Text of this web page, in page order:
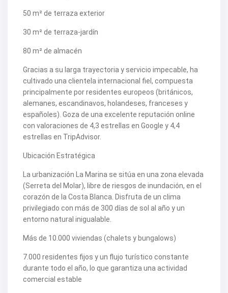
V2177
V2183
V2192
V2208
V2209
V2217
V2221
V2222
V2223
V2224
V2226
V2228
V2230
V2235
V2237
V2239
V2240
V2241
V2243
V2246
V2248
V2255
V2256
V2257
50 m² de terraza exterior
30 m² de terraza-jardín
80 m² de almacén
Gracias a su larga trayectoria y servicio impecable, ha
cultivado una clientela internacional fiel, compuesta
principalmente por residentes europeos (británicos,
alemanes, escandinavos, holandeses, franceses y
españoles). Goza de una excelente reputación online
con valoraciones de 4,3 estrellas en Google y 4,4
estrellas en TripAdvisor.
Ubicación Estratégica
La urbanización La Marina se sitúa en una zona elevada
(Serreta del Molar), libre de riesgos de inundación, en el
corazón de la Costa Blanca. Disfruta de un clima
privilegiado con más de 300 días de sol al año y un
entorno natural inigualable.
Más de 10.000 viviendas (chalets y bungalows)
7.000 residentes fijos y un flujo turístico constante
durante todo el año, lo que garantiza una actividad
comercial estable